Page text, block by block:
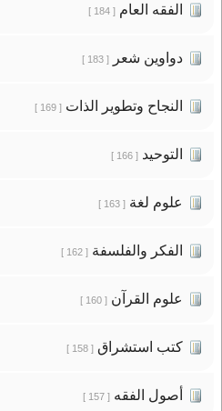
الفقه العام[ 184 ]
دواوين شعر[ 183 ]
النجاح وتطوير الذات[ 169 ]
التوحيد[ 166 ]
علوم لغة[ 163 ]
الفكر والفلسفة[ 162 ]
علوم القرآن[ 160 ]
كتب استشراق[ 158 ]
أصول الفقه[ 157 ]